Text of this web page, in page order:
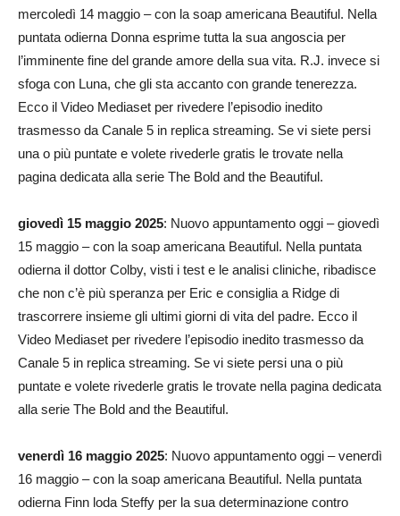
mercoledì 14 maggio – con la soap americana Beautiful. Nella
puntata odierna Donna esprime tutta la sua angoscia per
l’imminente fine del grande amore della sua vita. R.J. invece si
sfoga con Luna, che gli sta accanto con grande tenerezza.
Ecco il Video Mediaset per rivedere l’episodio inedito
trasmesso da Canale 5 in replica streaming. Se vi siete persi
una o più puntate e volete rivederle gratis le trovate nella
pagina dedicata alla serie The Bold and the Beautiful.
giovedì 15 maggio 2025: Nuovo appuntamento oggi – giovedì
15 maggio – con la soap americana Beautiful. Nella puntata
odierna il dottor Colby, visti i test e le analisi cliniche, ribadisce
che non c’è più speranza per Eric e consiglia a Ridge di
trascorrere insieme gli ultimi giorni di vita del padre. Ecco il
Video Mediaset per rivedere l’episodio inedito trasmesso da
Canale 5 in replica streaming. Se vi siete persi una o più
puntate e volete rivederle gratis le trovate nella pagina dedicata
alla serie The Bold and the Beautiful.
venerdì 16 maggio 2025: Nuovo appuntamento oggi – venerdì
16 maggio – con la soap americana Beautiful. Nella puntata
odierna Finn loda Steffy per la sua determinazione contro